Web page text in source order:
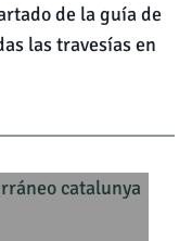
de la guía de
las travesías en